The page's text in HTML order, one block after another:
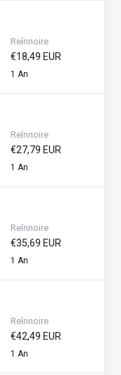
Reînnoire
€18,49 EUR
1 An
Reînnoire
€27,79 EUR
1 An
Reînnoire
€35,69 EUR
1 An
Reînnoire
€42,49 EUR
1 An